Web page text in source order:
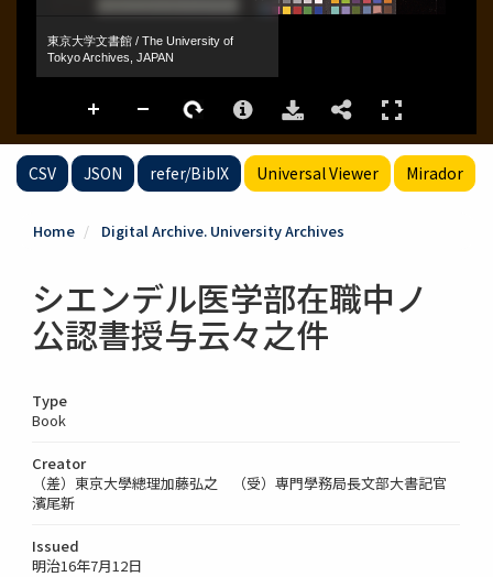
CSV JSON refer/BibIX Universal Viewer Mirador
Home Digital Archive. University Archives
シエンデル医学部在職中ノ
公認書授与云々之件
Type
Book
Creator
（差）東京大學總理加藤弘之 （受）専門學務局長文部大書記官
濱尾新
Issued
明治16年7月12日